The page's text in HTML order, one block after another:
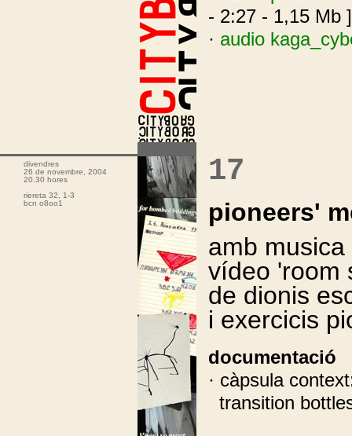
.
- 2:27 - 1,15 Mb ]
· audio
divendres
26 de novembre, 2004
20.30 hores
riereta 32, 1-3
bcn o8oo1
17
pioneers'
amb
vídeo 'room
de dionis
i exercicis
documentació
· càpsula
transition